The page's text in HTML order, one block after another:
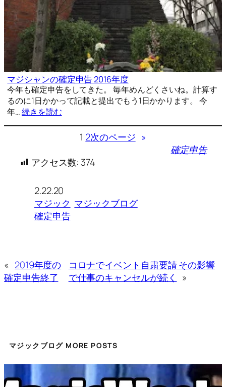
マジシャンの確定申告 2016年度
今年も確定申告をしてきた。 毎年めんどくさいね。計算す
るのに1日かかって記載と提出でもう1日かかります。 今
年…続きを読む
1 2次のページ »
確定申告
アクセス数: 374
2.22.20
マジック マジックブログ
確定申告
« 2019年度の
確定申告終了
コロナでイベント自粛要請 その影響
で仕事のキャンセルが続く
»
マジックブログ MORE POSTS